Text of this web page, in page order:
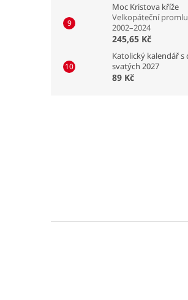
Moc Kristova kříže
Velkopáteční
2002–2024
245,65 Kč
Katolický kalendář s
svatých 2027
89 Kč